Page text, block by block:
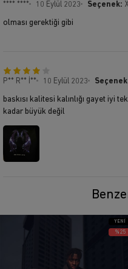
**** **** 10 Eylül 2023 Seçenek:
olması gerektiği gibi
P** R** İ** 10 Eylül 2023
baskısı kalitesi kalınlığı gayet iyi
kadar büyük değil
YENI
ÜRÜN
%25